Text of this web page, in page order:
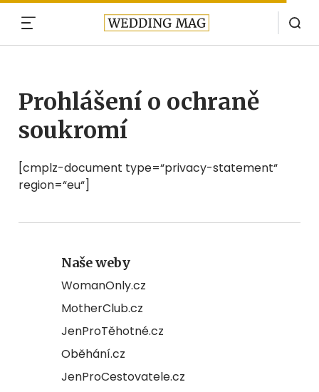
Prohlášení o ochraně
soukromí
[cmplz-document type=“privacy-statement“
region=“eu“]
Naše weby
WomanOnly.cz
MotherClub.cz
JenProTěhotné.cz
Oběhání.cz
JenProCestovatele.cz